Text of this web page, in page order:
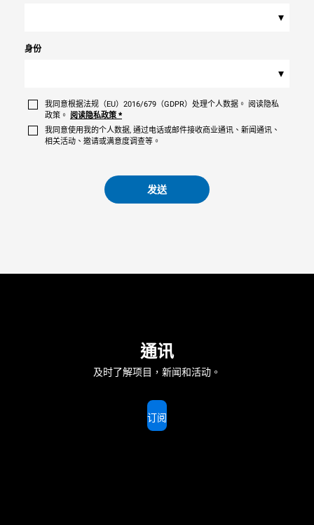
▾
身份
▾
我同意根据法规（EU）2016/679（GDPR）处理个人数据。 阅读隐私
政策。 阅读隐私政策 *
我同意使用我的个人数据, 通过电话或邮件接收商业通讯、新闻通讯、
相关活动、邀请或满意度调查等。
发送
通讯
及时了解项目，新闻和活动。
订阅